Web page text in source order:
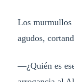
Los murmullos
agudos,
—¿Quién es